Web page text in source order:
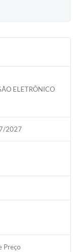
ELETRÔNICO
2027
Preço